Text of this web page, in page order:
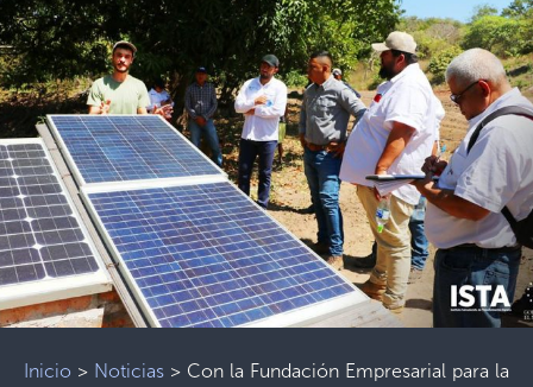
Inicio > Noticias > Con la Fundación Empresarial para la